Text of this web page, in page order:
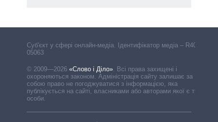
Cуб'єкт у сфері онлайн-медіа. Ідентифікатор медіа – R40-
05063
© 2009—2026 «Слово і Діло». Всі права захищені і
охороняються законом. Адміністрація сайту залишає за
собою право не погоджуватися з інформацією, яка
публікується на сайті, власниками або авторами якої є треті
особи.